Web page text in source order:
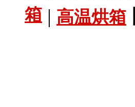
箱 | 高温烘箱